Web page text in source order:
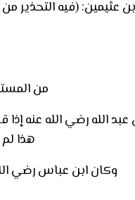
عثيمين: (فيه التحذير
من
عبد الله رضي الله عنه
هذا
وكان ابن عباس رضي